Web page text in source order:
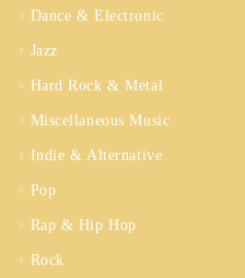
Dance & Electronic
Jazz
Hard Rock & Metal
Miscellaneous Music
Indie & Alternative
Pop
Rap & Hip Hop
Rock